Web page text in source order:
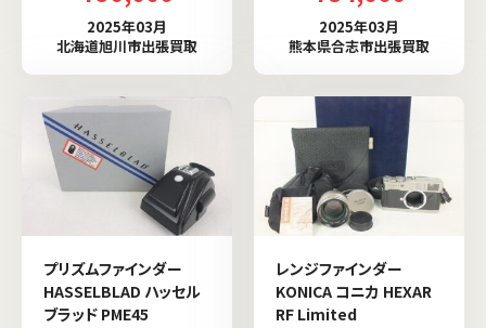
2025年03月
北海道旭川市出張買取
2025年03月
熊本県合志市出張買取
プリズムファインダー
HASSELBLAD ハッセル
ブラッド PME45
レンジファインダー
KONICA コニカ HEXAR
RF Limited